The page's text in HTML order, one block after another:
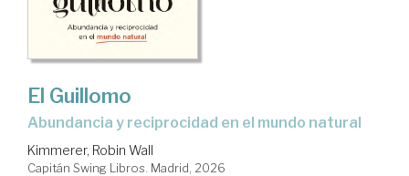
El Guillomo
Abundancia y reciprocidad en el mundo natural
Kimmerer, Robin Wall
Capitán Swing Libros. Madrid, 2026